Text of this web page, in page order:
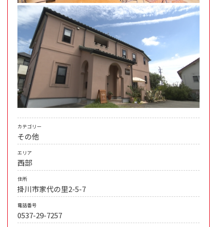
カテゴリー
その他
エリア
西部
住所
掛川市家代の里2-5-7
電話番号
0537-29-7257